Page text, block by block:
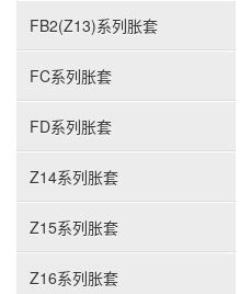
FB2(Z13)系列胀套
FC系列胀套
FD系列胀套
Z14系列胀套
Z15系列胀套
Z16系列胀套